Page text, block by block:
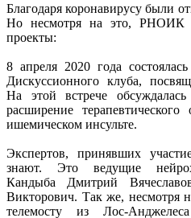
Благодаря коронавирусу были
Но несмотря на это, РНОИК
проекты:
8 апреля 2020 года
Дискуссионного клуба,
На этой встрече
расширение
ишемическом инсульте.
Экспертов, принявших
знают. Это ведущие
Кандыба Дмитрий
Викторович. Так же, несмотря
телемосту из Лос-